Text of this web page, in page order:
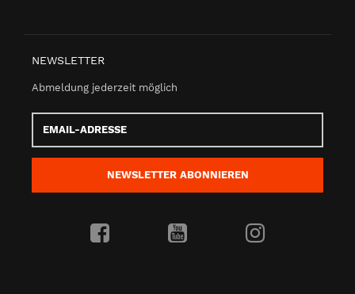
NEWSLETTER
Abmeldung jederzeit möglich
Email-
Adresse
NEWSLETTER ABONNIEREN